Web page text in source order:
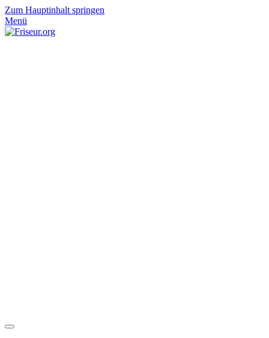
Zum Hauptinhalt springen
Menü